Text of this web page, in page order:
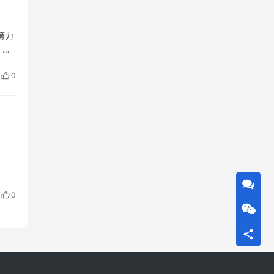
力
0
0